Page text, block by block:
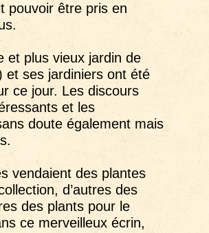
pouvoir être pris en
et plus vieux jardin de
et ses jardiniers ont été
ce jour. Les discours
et les
doute également mais
vendaient des plantes
d’autres des
des plants pour le
ce merveilleux écrin,